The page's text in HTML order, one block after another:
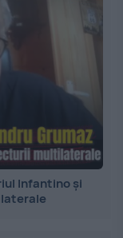
Infantino și